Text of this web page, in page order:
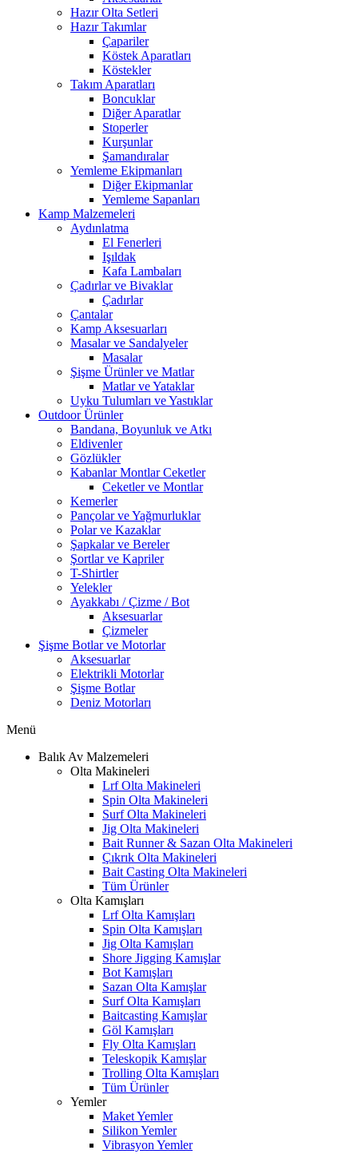
Hazır Olta Setleri
Hazır Takımlar
Çapariler
Köstek Aparatları
Köstekler
Takım Aparatları
Boncuklar
Diğer Aparatlar
Stoperler
Kurşunlar
Şamandıralar
Yemleme Ekipmanları
Diğer Ekipmanlar
Yemleme Sapanları
Kamp Malzemeleri
Aydınlatma
El Fenerleri
Işıldak
Kafa Lambaları
Çadırlar ve Bivaklar
Çadırlar
Çantalar
Kamp Aksesuarları
Masalar ve Sandalyeler
Masalar
Şişme Ürünler ve Matlar
Matlar ve Yataklar
Uyku Tulumları ve Yastıklar
Outdoor Ürünler
Bandana, Boyunluk ve Atkı
Eldivenler
Gözlükler
Kabanlar Montlar Ceketler
Ceketler ve Montlar
Kemerler
Pançolar ve Yağmurluklar
Polar ve Kazaklar
Şapkalar ve Bereler
Şortlar ve Kapriler
T-Shirtler
Yelekler
Ayakkabı / Çizme / Bot
Aksesuarlar
Çizmeler
Şişme Botlar ve Motorlar
Aksesuarlar
Elektrikli Motorlar
Şişme Botlar
Deniz Motorları
Menü
Balık Av Malzemeleri
Olta Makineleri
Lrf Olta Makineleri
Spin Olta Makineleri
Surf Olta Makineleri
Jig Olta Makineleri
Bait Runner & Sazan Olta Makineleri
Çıkrık Olta Makineleri
Bait Casting Olta Makineleri
Tüm Ürünler
Olta Kamışları
Lrf Olta Kamışları
Spin Olta Kamışları
Jig Olta Kamışları
Shore Jigging Kamışlar
Bot Kamışları
Sazan Olta Kamışlar
Surf Olta Kamışları
Baitcasting Kamışlar
Göl Kamışları
Fly Olta Kamışları
Teleskopik Kamışlar
Trolling Olta Kamışları
Tüm Ürünler
Yemler
Maket Yemler
Silikon Yemler
Vibrasyon Yemler